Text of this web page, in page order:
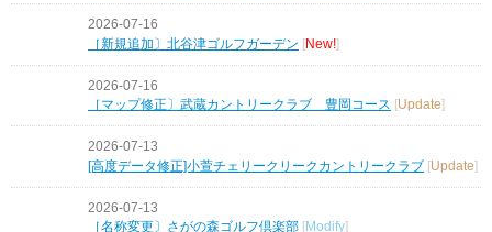
2026-07-16
［新規追加〕北谷津ゴルフガーデン [New!]
2026-07-16
［マップ修正〕武蔵カントリークラブ 豊岡コース
Update
2026-07-13
[高度データ修正]小萱チェリークリークカントリークラブ [Update]
2026-07-13
［名称変更〕さがの森ゴルフ倶楽部
Modify